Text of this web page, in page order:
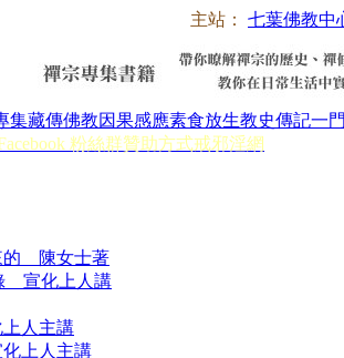
主站： 七葉佛教中
集藏傳佛教因果感應素食放生教史傳記一
粉絲群贊助方式戒邪淫網
的 陳女士著
宣化上人講
人主講
上人主講